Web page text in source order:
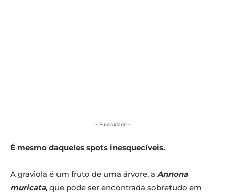
- Publicidade -
É mesmo daqueles spots inesquecíveis.
A graviola é um fruto de uma árvore, a Annona
muricata, que pode ser encontrada sobretudo em